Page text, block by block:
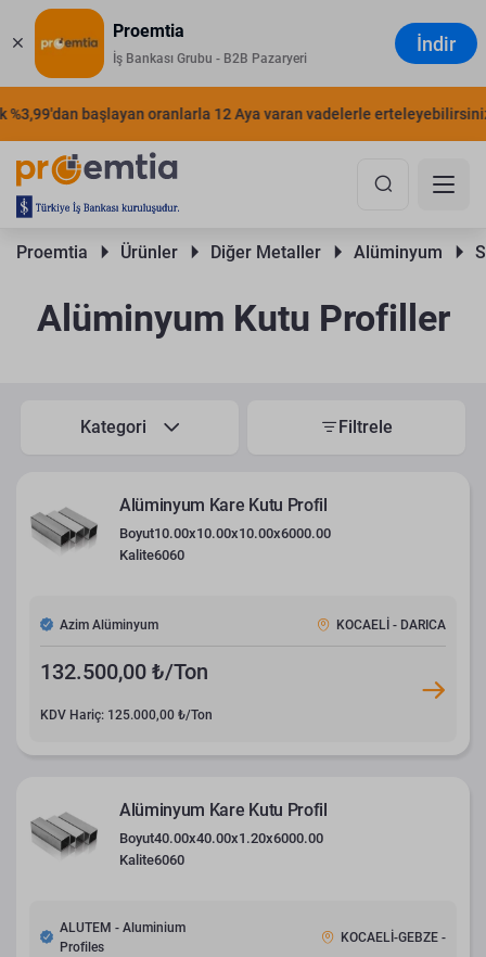
Proemtia
İş Bankası Grubu - B2B Pazaryeri
İndir
başlayan oranlarla 12 Aya varan vadelerle erteleyebilirsiniz.
Proemtia Ürünler Diğer Metaller Alüminyum
Alüminyum Kutu Profiller
Kategori Filtrele
Alüminyum Kare Kutu Profil
Boyut10.00x10.00x10.00x6000.00
Kalite6060
Azim Alüminyum KOCAELİ - DARICA
132.500,00 ₺/Ton
KDV Hariç: 125.000,00 ₺/Ton
Alüminyum Kare Kutu Profil
Boyut40.00x40.00x1.20x6000.00
Kalite6060
ALUTEM - Aluminium
Profiles
KOCAELİ-GEBZE -